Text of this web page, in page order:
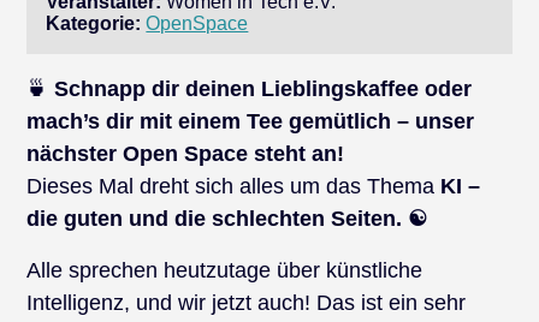
Kategorie: OpenSpace
🍵Schnapp dir deinen Lieblingskaffee oder
mach’s dir mit einem Tee gemütlich – unser
nächster Open Space steht an!
Dieses Mal dreht sich alles um das Thema KI –
die guten und die schlechten Seiten. ☯️
Alle sprechen heutzutage über künstliche
Intelligenz, und wir jetzt auch! Das ist ein sehr